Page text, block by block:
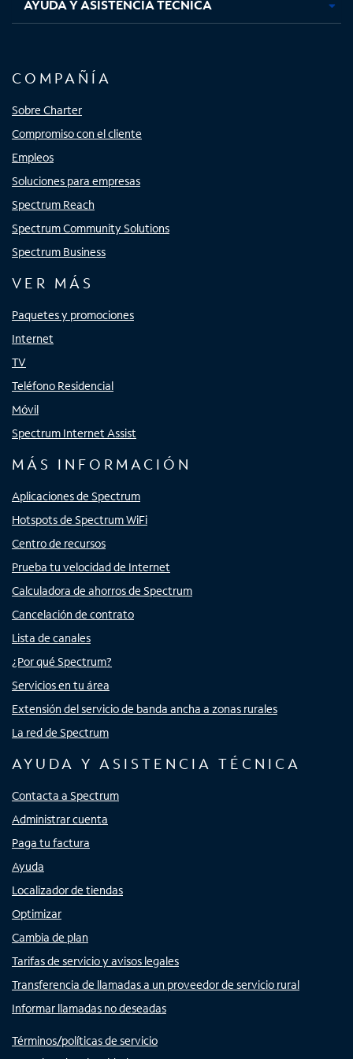
AYUDA Y ASISTENCIA TÉCNICA
COMPAÑÍA
Sobre Charter
Compromiso con el cliente
Empleos
Soluciones para empresas
Spectrum Reach
Spectrum Community Solutions
Spectrum Business
VER MÁS
Paquetes y promociones
Internet
TV
Teléfono Residencial
Móvil
Spectrum Internet Assist
MÁS INFORMACIÓN
Aplicaciones de Spectrum
Hotspots de Spectrum WiFi
Centro de recursos
Prueba tu velocidad de Internet
Calculadora de ahorros de Spectrum
Cancelación de contrato
Lista de canales
¿Por qué Spectrum?
Servicios en tu área
Extensión del servicio de banda ancha a zonas rurales
La red de Spectrum
AYUDA Y ASISTENCIA TÉCNICA
Contacta a Spectrum
Administrar cuenta
Paga tu factura
Ayuda
Localizador de tiendas
Optimizar
Cambia de plan
Tarifas de servicio y avisos legales
Transferencia de llamadas a un proveedor de servicio rural
Informar llamadas no deseadas
Términos/políticas de servicio